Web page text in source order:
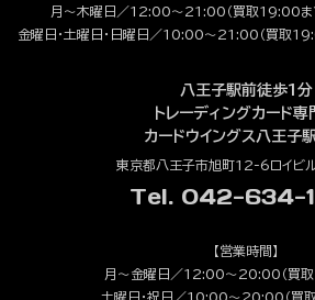
月～木曜日／12:00～21:00（買取19:00
金曜日・土曜日・日曜日／10:00～21:00（買取
八王子駅前徒歩1分
トレーディングカード専
カードウイングス八王子
東京都八王子市旭町12-6ロイビ
Tel. 042-634-
【営業時間】
月～金曜日／12:00～20:00（買取
土曜日・祝日／10:00～20:00（買